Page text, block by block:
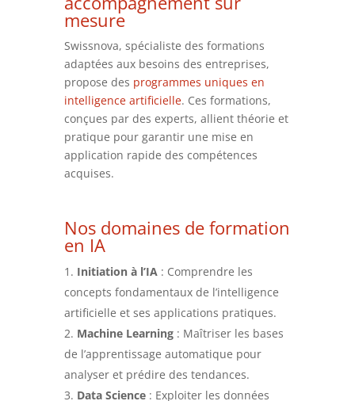
mesure
Swissnova, spécialiste des formations
adaptées aux besoins des entreprises,
propose des programmes uniques en
intelligence artificielle. Ces formations,
conçues par des experts, allient théorie et
pratique pour garantir une mise en
application rapide des compétences
acquises.
Nos domaines de formation
en IA
Initiation à l’IA: Comprendre les
concepts fondamentaux de l’intelligence
artificielle et ses applications pratiques.
Machine Learning: Maîtriser les bases
de l’apprentissage automatique pour
analyser et prédire des tendances.
Data Science: Exploiter les données